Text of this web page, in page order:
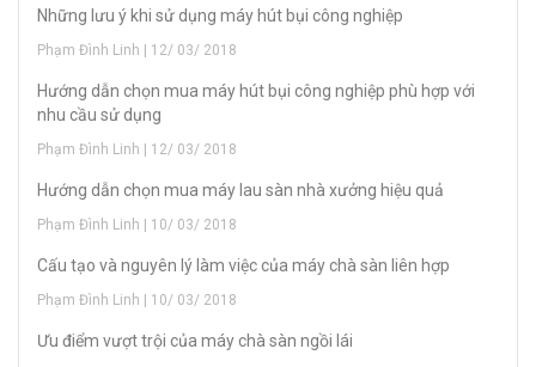
Những lưu ý khi sử dụng máy hút bụi công nghiệp
Phạm Đình Linh | 12/ 03/ 2018
Hướng dẫn chọn mua máy hút bụi công nghiệp phù hợp với
nhu cầu sử dụng
Phạm Đình Linh | 12/ 03/ 2018
Hướng dẫn chọn mua máy lau sàn nhà xưởng hiệu quả
Phạm Đình Linh | 10/ 03/ 2018
Cấu tạo và nguyên lý làm việc của máy chà sàn liên hợp
Phạm Đình Linh | 10/ 03/ 2018
Ưu điểm vượt trội của máy chà sàn ngồi lái